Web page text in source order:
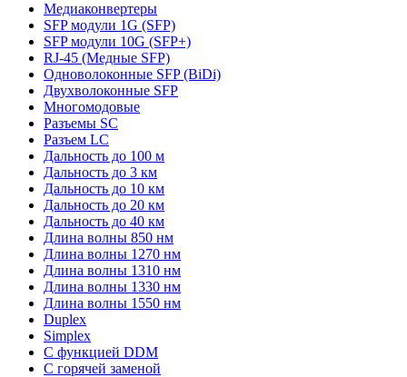
Медиаконвертеры
SFP модули 1G (SFP)
SFP модули 10G (SFP+)
RJ-45 (Медные SFP)
Одноволоконные SFP (BiDi)
Двухволоконные SFP
Многомодовые
Разъемы SC
Разъем LC
Дальность до 100 м
Дальность до 3 км
Дальность до 10 км
Дальность до 20 км
Дальность до 40 км
Длина волны 850 нм
Длина волны 1270 нм
Длина волны 1310 нм
Длина волны 1330 нм
Длина волны 1550 нм
Duplex
Simplex
С функцией DDM
С горячей заменой